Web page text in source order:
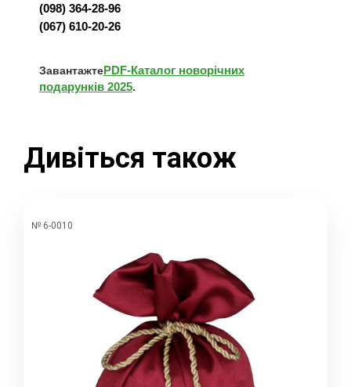
(098) 364-28-96
(067) 610-20-26
ЗавантажтеPDF-Каталог новорічних
подарунків 2025.
Дивіться також
№ 6-0010